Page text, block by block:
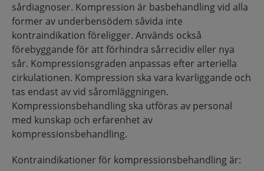
sårdiagnoser. Kompression är basbehandling vid alla
former av underbensödem såvida inte
kontraindikation föreligger. Används också
förebyggande för att förhindra sårrecidiv eller nya
sår. Kompressionsgraden anpassas efter arteriella
cirkulationen. Kompression ska vara kvarliggande och
tas endast av vid såromläggningen.
Kompressionsbehandling ska utföras av personal
med kunskap och erfarenhet av
kompressionsbehandling.
Kontraindikationer för kompressionsbehandling är: